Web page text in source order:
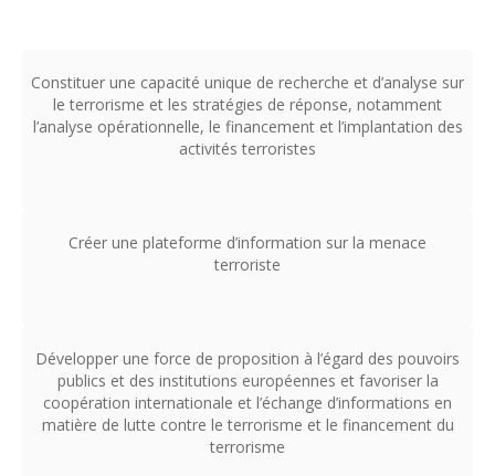
Constituer une capacité unique de recherche et d’analyse sur
le terrorisme et les stratégies de réponse, notamment
l’analyse opérationnelle, le financement et l’implantation des
activités terroristes
Créer une plateforme d’information sur la menace
terroriste
Développer une force de proposition à l’égard des pouvoirs
publics et des institutions européennes et favoriser la
coopération internationale et l’échange d’informations en
matière de lutte contre le terrorisme et le financement du
terrorisme